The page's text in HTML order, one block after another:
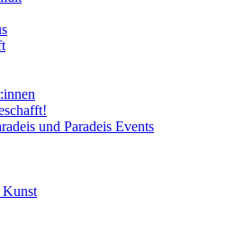
und Paradeis Events